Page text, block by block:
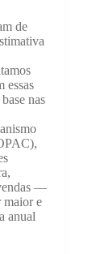
de
essas
nas
—
maior e
anual